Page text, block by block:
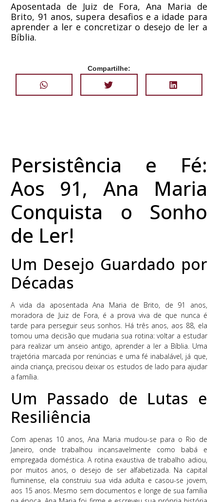
Aposentada de Juiz de Fora, Ana Maria de
Brito, 91 anos, supera desafios e a idade para
aprender a ler e concretizar o desejo de ler a
Bíblia.
Compartilhe:
Persistência e Fé:
Aos 91, Ana Maria
Conquista o Sonho
de Ler!
Um Desejo Guardado por
Décadas
A vida da aposentada Ana Maria de Brito, de 91 anos,
moradora de Juiz de Fora, é a prova viva de que nunca é
tarde para perseguir seus sonhos. Há três anos, aos 88, ela
tomou uma decisão que mudaria sua rotina: voltar a estudar
para realizar um anseio antigo, aprender a ler a Bíblia. Uma
trajetória marcada por renúncias e uma fé inabalável, já que,
ainda criança, precisou deixar os estudos de lado para ajudar
a família.
Um Passado de Lutas e
Resiliência
Com apenas 10 anos, Ana Maria mudou-se para o Rio de
Janeiro, onde trabalhou incansavelmente como babá e
empregada doméstica. A rotina exaustiva de trabalho adiou,
por muitos anos, o desejo de ser alfabetizada. Na capital
fluminense, ela construiu sua vida adulta e casou-se jovem,
aos 15 anos. Mesmo sem documentos e longe de sua família